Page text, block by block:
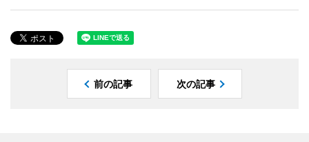
前の記事 次の記事